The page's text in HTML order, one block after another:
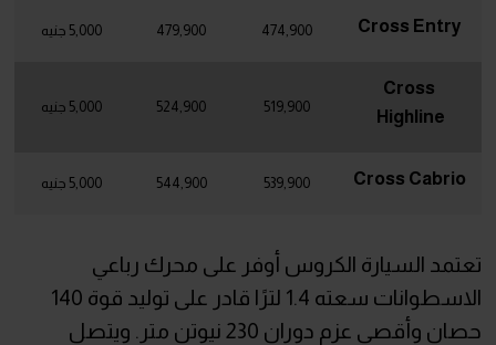
474,900 5,000 جنيه
Cross
Highline
519,900 5,000 جنيه
539,900
544,900 5,000 جنيه
تعتمد السيارة الكروس أوفر على محرك رباعي
الاسطوانات سعته 1.4 لترًا قادر على توليد قوة 140
حصان وأقصى عزم دوران 230 نيوتن متر. ويتصل